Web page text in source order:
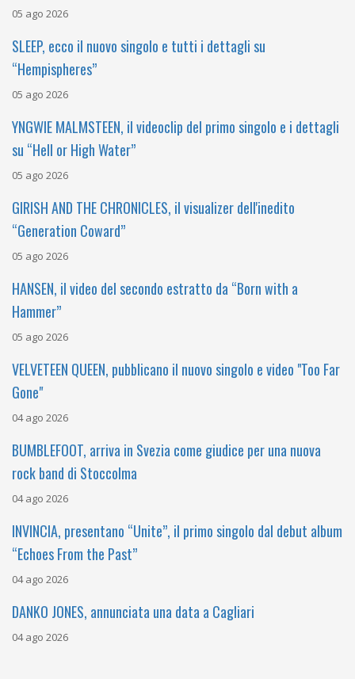
05 ago 2026
SLEEP, ecco il nuovo singolo e tutti i dettagli su
“Hempispheres”
05 ago 2026
YNGWIE MALMSTEEN, il videoclip del primo singolo e i dettagli
su “Hell or High Water”
05 ago 2026
GIRISH AND THE CHRONICLES, il visualizer dell'inedito
“Generation Coward”
05 ago 2026
HANSEN, il video del secondo estratto da “Born with a
Hammer”
05 ago 2026
VELVETEEN QUEEN, pubblicano il nuovo singolo e video "Too Far
Gone"
04 ago 2026
BUMBLEFOOT, arriva in Svezia come giudice per una nuova
rock band di Stoccolma
04 ago 2026
INVINCIA, presentano “Unite”, il primo singolo dal debut album
“Echoes From the Past”
04 ago 2026
DANKO JONES, annunciata una data a Cagliari
04 ago 2026